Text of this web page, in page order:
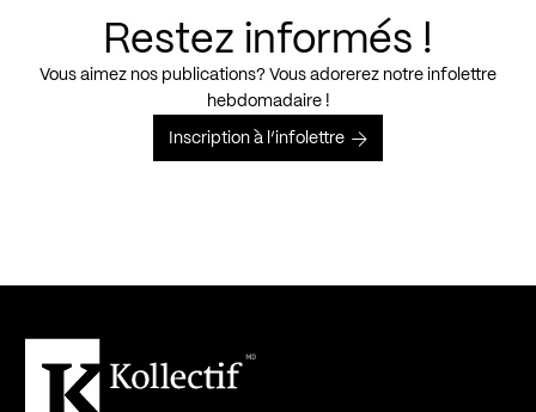
Restez informés !
Vous aimez nos publications? Vous adorerez notre infolettre
hebdomadaire !
Inscription à l’infolettre